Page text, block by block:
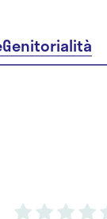
Genitorialità